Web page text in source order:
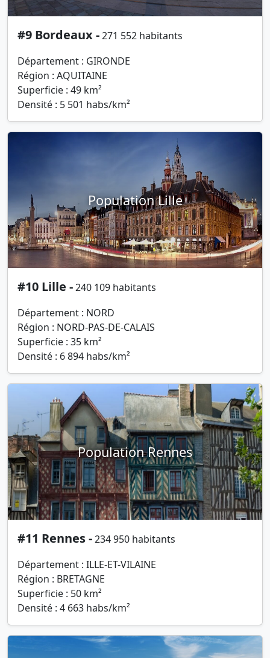
#9 Bordeaux -271 552 habitants
Département : GIRONDE
Région : AQUITAINE
Superficie : 49 km²
Densité : 5 501 habs/km²
Population Lille
#10 Lille -240 109 habitants
Département : NORD
Région : NORD-PAS-DE-CALAIS
Superficie : 35 km²
Densité : 6 894 habs/km²
Population Rennes
#11 Rennes -234 950 habitants
Département : ILLE-ET-VILAINE
Région : BRETAGNE
Superficie : 50 km²
Densité : 4 663 habs/km²